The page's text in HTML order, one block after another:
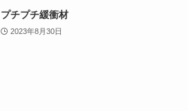
プチプチ緩衝材
2023年8月30日